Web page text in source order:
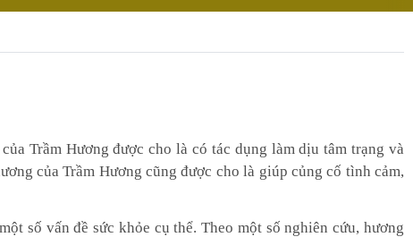
Trầm Hương được cho là có tác dụng làm dịu tâm trạng và
của Trầm Hương cũng được cho là giúp củng cố tình cảm,
số vấn đề sức khỏe cụ thể. Theo một số nghiên cứu, hương